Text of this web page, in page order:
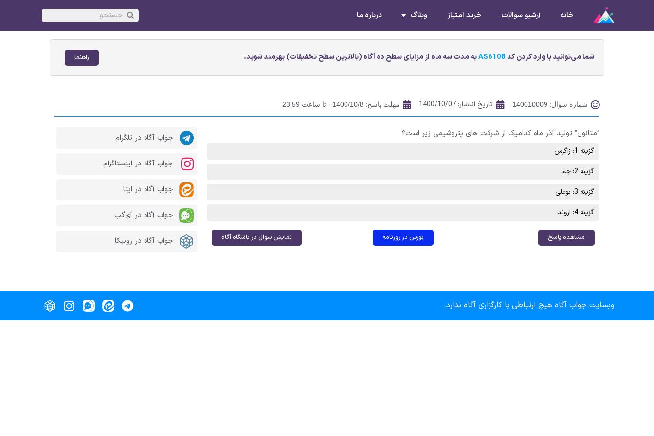
خانه آرشیو سوالات خرید امتیاز وبلاگ درباره ما
شما می‌توانید با وارد کردن کدAS6108به مدت سه ماه از مزایای سطح ده آگاه (بالاترین سطح تخفیفات) بهرمند شوید. راهنما
شماره سوال: 140010009 تاریخ انتشار: 1400/10/07 مهلت پاسخ: 1400/10/8 - تا ساعت 23:59
“متانول” تولید آذر ماه کدامیک از شرکت های پتروشیمی زیر است؟
گزینه 1: زاگرس
گزینه 2: جم
گزینه 3: بوعلی
گزینه 4: اروند
مشاهده پاسخ بورس در روزنامه نمایش سوال در باشگاه آگاه
جواب آگاه در تلگرام
جواب آگاه در اینستاگرام
جواب آگاه در ایتا
جواب آگاه در آی‌گپ
جواب آگاه در روبیکا
وبسایت جواب آگاه هیچ ارتباطی با کارگزاری آگاه ندارد.